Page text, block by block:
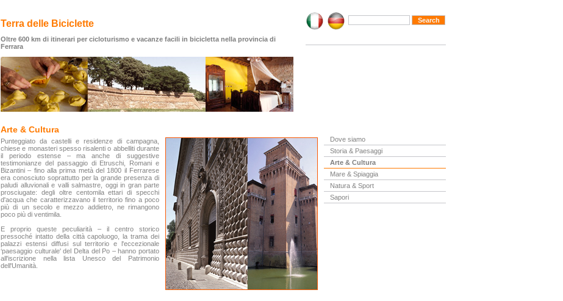
Terra delle Biciclette
Oltre 600 km di itinerari per cicloturismo e vacanze facili in bicicletta nella provincia di
Ferrara
Dove siamo
Storia & Paesaggi
Arte & Cultura
Mare & Spiaggia
Natura & Sport
Sapori
Arte & Cultura
Punteggiato da castelli e residenze di campagna,
chiese e monasteri spesso risalenti o abbelliti durante
il periodo estense – ma anche di suggestive
testimonianze del passaggio di Etruschi, Romani e
Bizantini – fino alla prima metà del 1800 il Ferrarese
era conosciuto soprattutto per la grande presenza di
paludi alluvionali e valli salmastre, oggi in gran parte
prosciugate: degli oltre centomila ettari di specchi
d'acqua che caratterizzavano il territorio fino a poco
più di un secolo e mezzo addietro, ne rimangono
poco più di ventimila.
E proprio queste peculiarità – il centro storico
pressoché intatto della città capoluogo, la trama dei
palazzi estensi diffusi sul territorio e l'eccezionale
‘paesaggio culturale' del Delta del Po – hanno portato
all'iscrizione nella lista Unesco del Patrimonio
dell'Umanità.